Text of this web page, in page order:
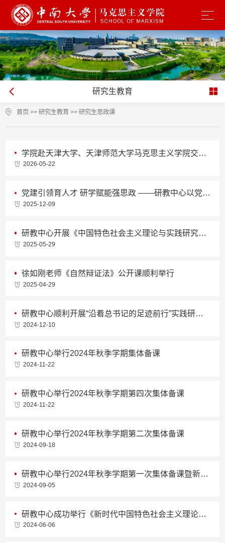
研究生教育
首页 >>研究生教育 >>研究生思政课
学院赴天津大学、天津师范大学马克思主义学院交流调研
2026-05-22
党建引领育人才 研学赋能强思政 ——研教中心以党建融合绘就教育强国育人新篇
2025-12-09
研教中心开展《中国特色社会主义理论与实践研究》课程2025年度集体备课会
2025-05-29
徐如刚老师《自然辩证法》公开课顺利举行
2025-04-29
研教中心顺利开展“沿着总书记的足迹前行”实践研学暨贯彻党的二十届三中全会精神培训活动
2024-12-10
研教中心举行2024年秋季学期集体备课
2024-11-22
研教中心举行2024年秋季学期第四次集体备课
2024-11-22
研教中心举行2024年秋季学期第二次集体备课
2024-09-18
研教中心举行2024年秋季学期第一次集体备课暨新学期动员会
2024-09-05
研教中心成功举行《新时代中国特色社会主义理论与实践》课程公开课
2024-06-06